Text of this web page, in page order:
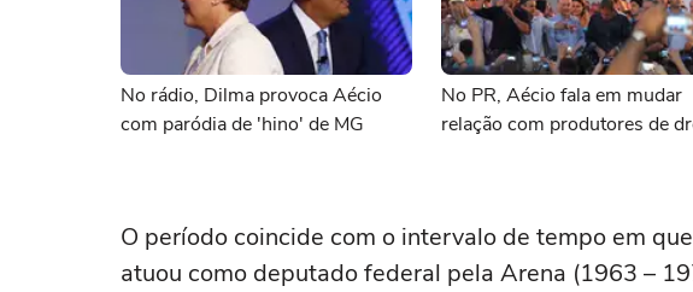
No rádio, Dilma provoca Aécio
com paródia de 'hino' de MG
No PR, Aécio fala em mudar
relação com produtores de
O período coincide com o intervalo de tempo em
atuou como deputado federal pela Arena (1963 –